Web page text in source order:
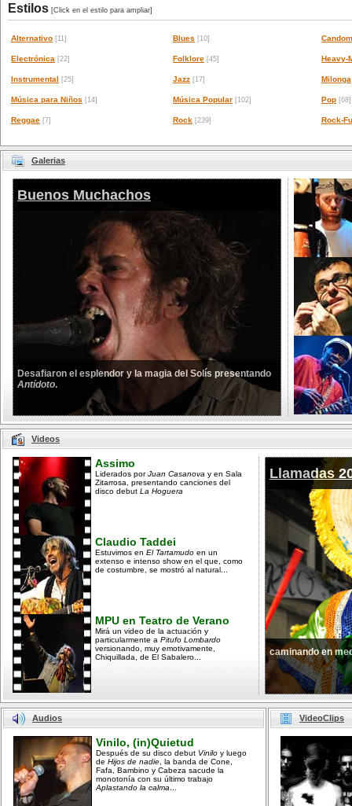
Estilos [Click en el estilo para ampliar]
Alternativo [11] Blues [10]
Electrónica [22] Folklore [45] Heavy-
Instrumental [25] Jazz [17] Milonga
Música para Niños [14] Música Popular [102] Pop [68]
Reggae [7] Rock [239] Rock-
Galerias
Buenos Muchachos
Desafiaron el esplendor y la magia del Solís presentando
Antídoto.
Videos
Assimo
Liderados porJuan Casanova y en Sala
Zitarrosa, presentando canciones del
disco debut La Hoguera
Claudio Taddei
Estuvimos en El Tartamudo en un
extenso e intenso show en el que, como
de costumbre, se mostró al natural...
MPU en Teatro de Verano
Mirá un video de la actuación y
particularmente a Pitufo Lombardo
versionando, muy emotivamente,
Chiquillada, de El Sabalero...
Llamadas
caminando en
Audios
Vinilo, (in)Quietud
Después de su disco debut Vinilo y luego
de Hijos de nadie , la banda de Cone,
Fafa, Bambino y Cabeza sacude la
monotonía con su último trabajo
Aplastando la calma
VideoClips